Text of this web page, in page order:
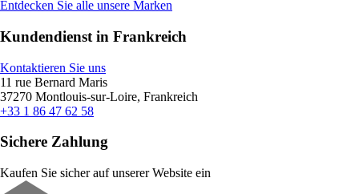
Entdecken Sie alle unsere Marken
Kundendienst in Frankreich
Kontaktieren Sie uns
11 rue Bernard Maris
37270 Montlouis-sur-Loire, Frankreich
+33 1 86 47 62 58
Sichere Zahlung
Kaufen Sie sicher auf unserer Website ein